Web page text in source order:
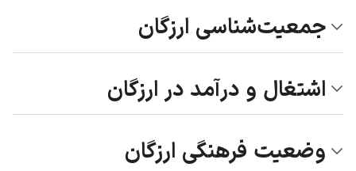
جمعیت‌شناسی ارزگان
اشتغال و درآمد در ارزگان
وضعیت فرهنگی ارزگان